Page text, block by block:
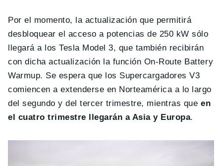
Por el momento, la actualización que permitirá
desbloquear el acceso a potencias de 250 kW sólo
llegará a los Tesla Model 3, que también recibirán
con dicha actualización la función On-Route Battery
Warmup. Se espera que los Supercargadores V3
comiencen a extenderse en Norteamérica a lo largo
del segundo y del tercer trimestre, mientras que en
el cuatro trimestre llegarán a Asia y Europa.